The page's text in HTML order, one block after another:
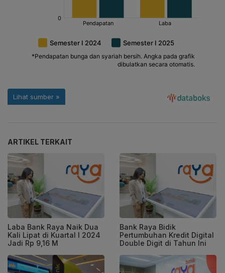
ARTIKEL TERKAIT
Laba Bank Raya Naik Dua
Kali Lipat di Kuartal I 2024
Jadi Rp 9,16 M
Bank Raya Bidik
Pertumbuhan Kredit Digital
Double Digit di Tahun Ini